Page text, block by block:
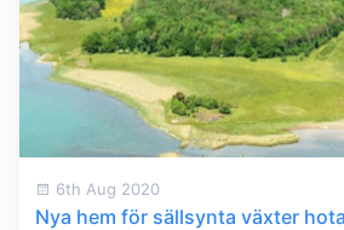
6th Aug 2020
Nya hem för sällsynta växter